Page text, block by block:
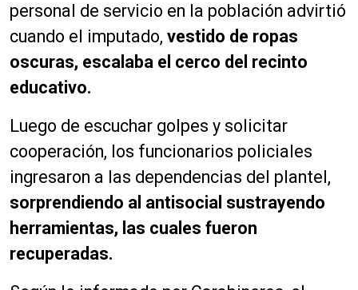
personal de servicio en la población advirtió
cuando el imputado, vestido de ropas
oscuras, escalaba el cerco del recinto
educativo.
Luego de escuchar golpes y solicitar
cooperación, los funcionarios policiales
ingresaron a las dependencias del plantel,
sorprendiendo al antisocial sustrayendo
herramientas, las cuales fueron
recuperadas.